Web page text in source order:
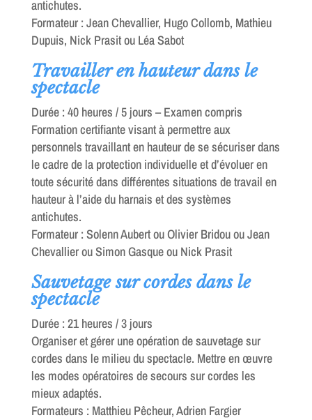
antichutes.
Formateur : Jean Chevallier, Hugo Collomb, Mathieu
Dupuis, Nick Prasit ou Léa Sabot
Travailler en hauteur dans le
spectacle
Durée : 40 heures / 5 jours – Examen compris
Formation certifiante visant à permettre aux
personnels travaillant en hauteur de se sécuriser dans
le cadre de la protection individuelle et d’évoluer en
toute sécurité dans différentes situations de travail en
hauteur à l’aide du harnais et des systèmes
antichutes.
Formateur : Solenn Aubert ou Olivier Bridou ou Jean
Chevallier ou Simon Gasque ou Nick Prasit
Sauvetage sur cordes dans le
spectacle
Durée : 21 heures / 3 jours
Organiser et gérer une opération de sauvetage sur
cordes dans le milieu du spectacle. Mettre en œuvre
les modes opératoires de secours sur cordes les
mieux adaptés.
Formateurs : Matthieu Pêcheur, Adrien Fargier